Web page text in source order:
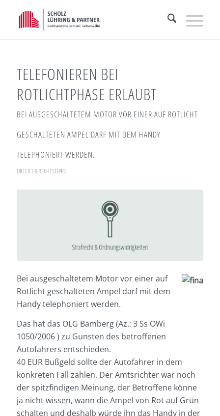
TELEFONIEREN BEI
ROTLICHTPHASE ERLAUBT
BEI AUSGESCHALTETEM MOTOR VOR EINER AUF ROTLICHT
GESCHALTETEN AMPEL DARF MIT DEM HANDY
TELEPHONIERT WERDEN.
URTEILE & RECHTSTIPPS
Bei ausgeschaltetem Motor vor einer auf
Rotlicht geschalteten Ampel darf mit dem
Handy telephoniert werden.
Das hat das OLG Bamberg (Az.: 3 Ss OWi
1050/2006 ) zu Gunsten des betroffenen
Autofahrers entschieden.
40 EUR Bußgeld sollte der Autofahrer in dem
konkreten Fall zahlen. Der Amtsrichter war noch
der spitzfindigen Meinung, der Betroffene könne
ja nicht wissen, wann die Ampel von Rot auf Grün
schalten und deshalb würde ihn das Handy in der